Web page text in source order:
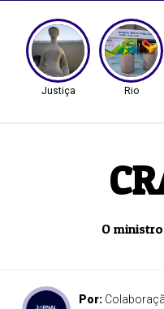
Justiça Rio
O
Por: